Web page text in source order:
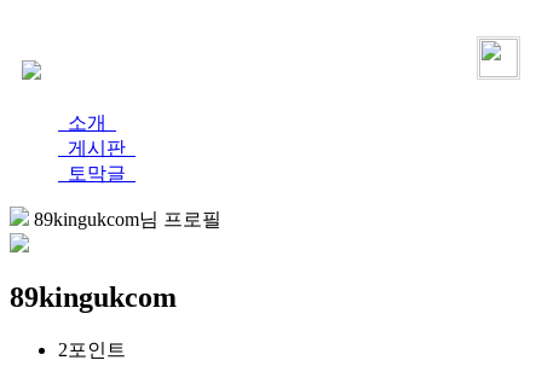
소개
게시판
토막글
89kingukcom님 프로필
89kingukcom
2포인트